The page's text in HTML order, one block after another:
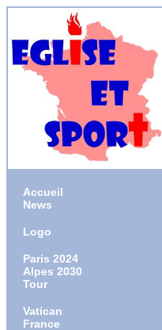
Accueil
News
Logo
Paris 2024
Alpes 2030
Tour
Vatican
France